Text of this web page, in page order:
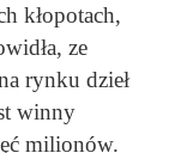
kłopotach,
ze
rynku dzieł
winny
milionów.